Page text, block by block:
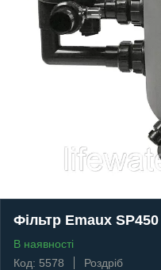
Фільтр Emaux
В наявності
Код: 5578
Роздріб